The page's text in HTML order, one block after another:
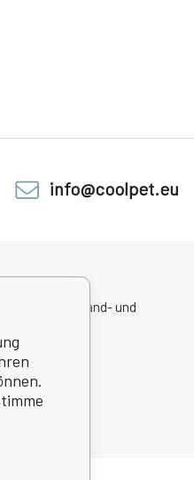
info@coolpet.eu
Versand- und